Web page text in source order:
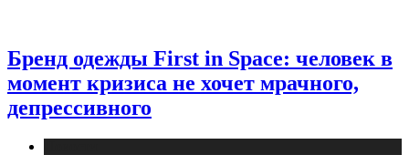
Бренд одежды First in Space: человек в
момент кризиса не хочет мрачного,
депрессивного